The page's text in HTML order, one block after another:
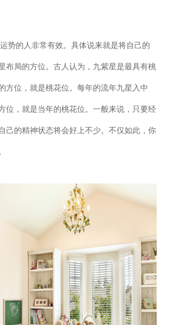
的人非常有效。具体说来就是将自己的
布局的方位。古人认为，九紫星是最具有桃
方位，就是桃花位。每年的流年九星入中
位，就是当年的桃花位。一般来说，只要经
己的精神状态将会好上不少。不仅如此，你